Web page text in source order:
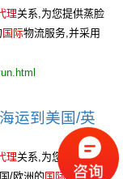
理关系,为您提供蒸脸
国际物流服务,并采用
运到美国/英
理关系,为您提供苹果
/欧洲的 国际物流服